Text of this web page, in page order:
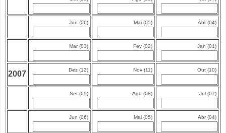
Jun (06) Mai (05) Abr (04)
Mar (03) Fev (02) Jan (01)
2007 Dez (12) Nov (11) Out (10)
Set (09) Ago (08) Jul (07)
Jun (06) Mai (05) Abr (04)